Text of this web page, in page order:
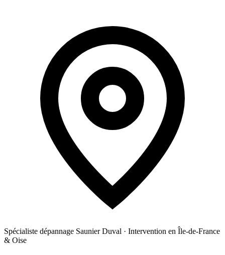
Spécialiste dépannage Saunier Duval · Intervention en Île-de-France
& Oise